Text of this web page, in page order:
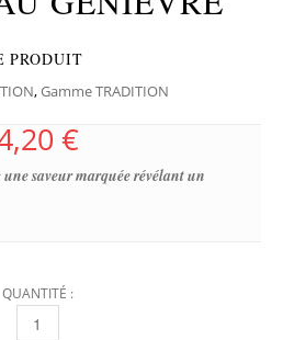
PRODUIT
,Gamme TRADITION
€
saveur marquée révélant un
QUANTITÉ :
TERRINE DE FOIE DE VOLAILLE AU GENIÈVRE